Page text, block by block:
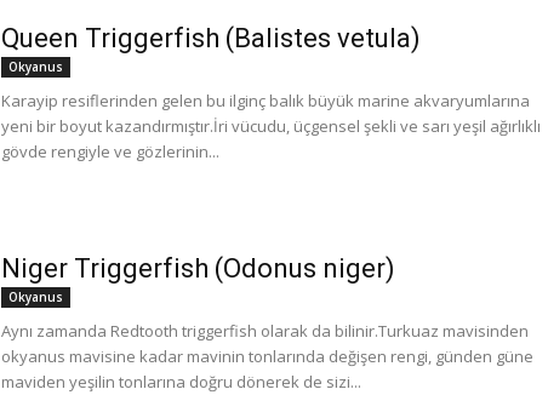
Queen Triggerfish (Balistes vetula)
Okyanus
Karayip resiflerinden gelen bu ilginç balık büyük marine akvaryumlarına
yeni bir boyut kazandırmıştır.İri vücudu, üçgensel şekli ve sarı yeşil ağırlıklı
gövde rengiyle ve gözlerinin...
Niger Triggerfish (Odonus niger)
Okyanus
Aynı zamanda Redtooth triggerfish olarak da bilinir.Turkuaz mavisinden
okyanus mavisine kadar mavinin tonlarında değişen rengi, günden güne
maviden yeşilin tonlarına doğru dönerek de sizi...